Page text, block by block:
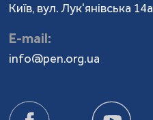
Київ, вул. Лук'янівська 14а
Е-mail:
info@pen.org.ua